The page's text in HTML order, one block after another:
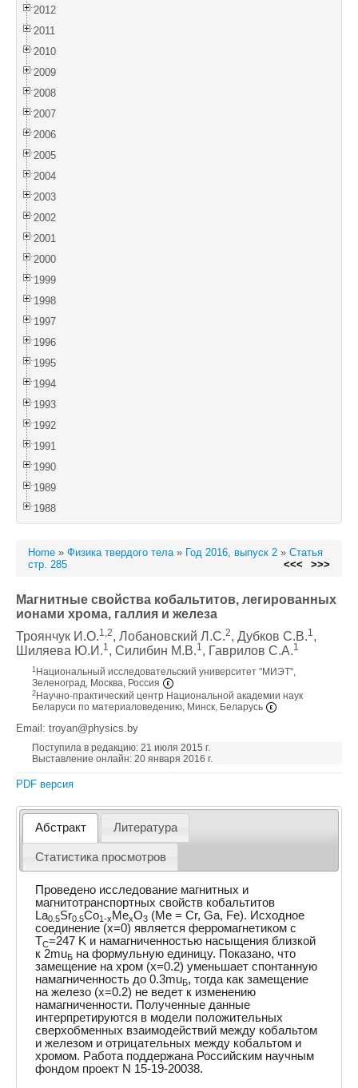
2012
2011
2010
2009
2008
2007
2006
2005
2004
2003
2002
2001
2000
1999
1998
1997
1996
1995
1994
1993
1992
1991
1990
1989
1988
Home » Физика твердого тела» Год 2016, выпуск 2 » Статья
стр. 285
<<< >>>
Магнитные свойства кобальтитов, легированных
ионами хрома, галлия и железа
Троянчук И.О.1,2, Лобановский Л.С.2, Дубков С.В.1,
Шиляева Ю.И.1, Силибин М.В.1, Гаврилов С.А.1
1 Национальный исследовательский университет "МИЭТ",
Зеленоград, Москва, Россия
2 Научно-практический центр Национальной академии наук
Беларуси по материаловедению, Минск, Беларусь
Email: troyan@physics.by
Поступила в редакцию: 21 июля 2015 г.
Выставление онлайн: 20 января 2016 г.
PDF версия
Абстракт Литература
Статистика просмотров
Проведено исследование магнитных и
магнитотранспортных свойств кобальтитов
La0.5Sr0.5Co1-x MexO3 (Me = Cr, Ga, Fe). Исходное
соединение (x=0) является ферромагнетиком с
TC=247 K и намагниченностью насыщения близкой
к 2muБ на формульную единицу. Показано, что
замещение на хром (x=0.2) уменьшает спонтанную
намагниченность до 0.3muБ, тогда как замещение
на железо (x=0.2) не ведет к изменению
намагниченности. Полученные данные
интерпретируются в модели положительных
сверхобменных взаимодействий между кобальтом
и железом и отрицательных между кобальтом и
хромом. Работа поддержана Российским научным
фондом проект N 15-19-20038.